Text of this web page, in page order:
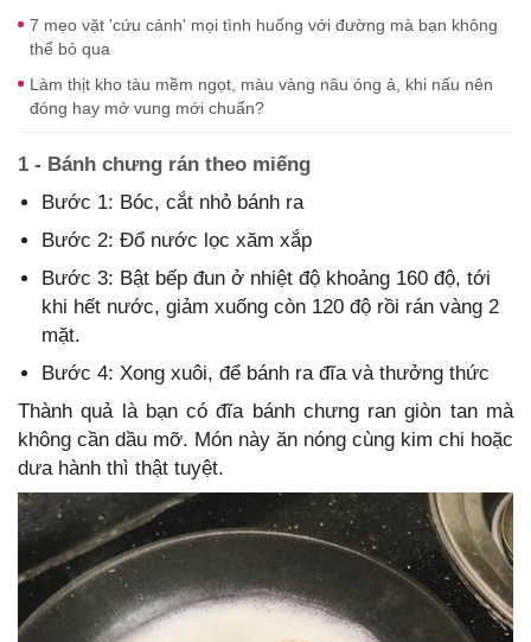
7 mẹo vặt 'cứu cánh' mọi tình huống với đường mà bạn không
thể bỏ qua
Làm thịt kho tàu mềm ngọt, màu vàng nâu óng ả, khi nấu nên
đóng hay mở vung mới chuẩn?
1 - Bánh chưng rán theo miếng
Bước 1: Bóc, cắt nhỏ bánh ra
Bước 2: Đổ nước lọc xăm xắp
Bước 3: Bật bếp đun ở nhiệt độ khoảng 160 độ, tới
khi hết nước, giảm xuống còn 120 độ rồi rán vàng 2
mặt.
Bước 4: Xong xuôi, để bánh ra đĩa và thưởng thức
Thành quả là bạn có đĩa bánh chưng ran giòn tan mà
không cần dầu mỡ. Món này ăn nóng cùng kim chi hoặc
dưa hành thì thật tuyệt.